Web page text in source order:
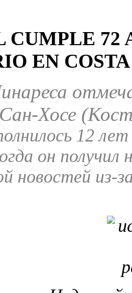
CUMPLE 72
EN
Хосе
12лет
он получил
новостей из-